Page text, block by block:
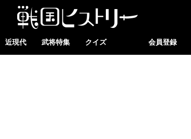
近現代 武将特集 クイズ 会員登録